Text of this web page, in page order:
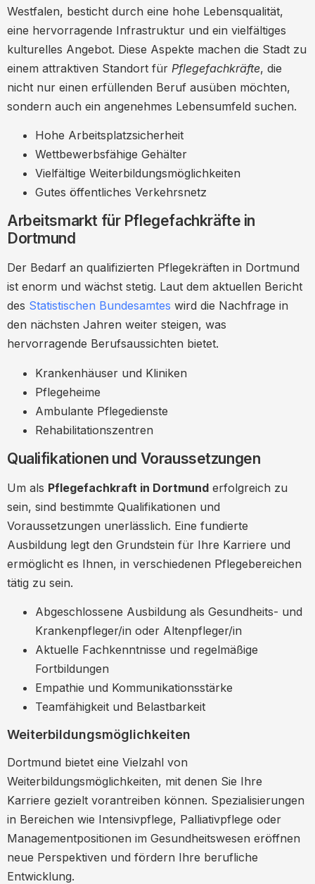
Westfalen, besticht durch eine hohe Lebensqualität,
eine hervorragende Infrastruktur und ein vielfältiges
kulturelles Angebot. Diese Aspekte machen die Stadt zu
einem attraktiven Standort für Pflegefachkräfte, die
nicht nur einen erfüllenden Beruf ausüben möchten,
sondern auch ein angenehmes Lebensumfeld suchen.
Hohe Arbeitsplatzsicherheit
Wettbewerbsfähige Gehälter
Vielfältige Weiterbildungsmöglichkeiten
Gutes öffentliches Verkehrsnetz
Arbeitsmarkt für Pflegefachkräfte in
Dortmund
Der Bedarf an qualifizierten Pflegekräften in Dortmund
ist enorm und wächst stetig. Laut dem aktuellen Bericht
des Statistischen Bundesamtes wird die Nachfrage in
den nächsten Jahren weiter steigen, was
hervorragende Berufsaussichten bietet.
Krankenhäuser und Kliniken
Pflegeheime
Ambulante Pflegedienste
Rehabilitationszentren
Qualifikationen und Voraussetzungen
Um als Pflegefachkraft in Dortmund erfolgreich zu
sein, sind bestimmte Qualifikationen und
Voraussetzungen unerlässlich. Eine fundierte
Ausbildung legt den Grundstein für Ihre Karriere und
ermöglicht es Ihnen, in verschiedenen Pflegebereichen
tätig zu sein.
Abgeschlossene Ausbildung als Gesundheits- und
Krankenpfleger/in oder Altenpfleger/in
Aktuelle Fachkenntnisse und regelmäßige
Fortbildungen
Empathie und Kommunikationsstärke
Teamfähigkeit und Belastbarkeit
Weiterbildungsmöglichkeiten
Dortmund bietet eine Vielzahl von
Weiterbildungsmöglichkeiten, mit denen Sie Ihre
Karriere gezielt vorantreiben können. Spezialisierungen
in Bereichen wie Intensivpflege, Palliativpflege oder
Managementpositionen im Gesundheitswesen eröffnen
neue Perspektiven und fördern Ihre berufliche
Entwicklung.